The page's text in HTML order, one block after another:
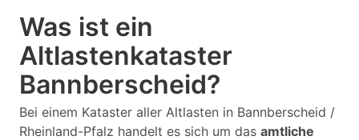
Was ist ein
Altlastenkataster
Bannberscheid?
Bei einem Kataster aller Altlasten in Bannberscheid /
Rheinland-Pfalz handelt es sich um das amtliche